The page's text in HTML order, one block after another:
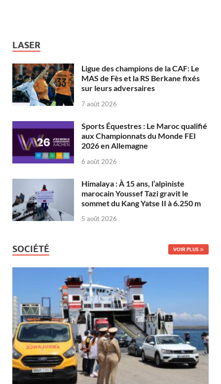
LASER
Ligue des champions de la CAF: Le
MAS de Fès et la RS Berkane fixés
sur leurs adversaires
7 août 2026
Sports Équestres : Le Maroc qualifié
aux Championnats du Monde FEI
2026 en Allemagne
6 août 2026
Himalaya : À 15 ans, l’alpiniste
marocain Youssef Tazi gravit le
sommet du Kang Yatse II à 6.250 m
5 août 2026
SOCIÉTÉ VOIR PLUS